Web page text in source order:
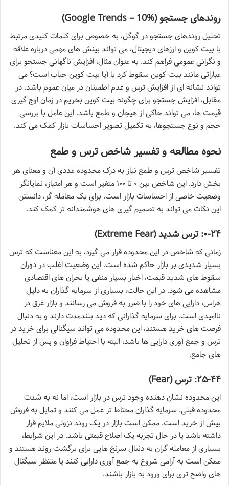
روندهای جستجو (Google Trends – 10%)
تحلیل روندهای جستجو در گوگل، به خصوص برای کلمات کلیدی مرتبط
با بیت کوین و ارزهای دیجیتال، می تواند بینش های مهمی درباره علاقه
و نگرانی عمومی فراهم کند. به عنوان مثال، افزایش ناگهانی جستجو برای
عباراتی مانند بیت کوین سقوط کرد یا آیا بیت کوین حباب است؟ می
تواند نشانه ای از افزایش ترس و عدم اطمینان در میان عموم باشد. در
مقابل، افزایش جستجو برای چگونه بیت کوین بخریم در زمان اوج گیری
قیمت ها، می تواند حاکی از هیجان و طمع باشد. این عامل با بررسی
حجم و نوع جستجوها، به تکمیل تصویر احساسات بازار کمک می کند.
نحوه مطالعه و تفسیر شاخص ترس و طمع
تفسیر شاخص ترس و طمع نیاز به درک محدوده عددی آن و معنای هر
بخش دارد. این شاخص بین ۰ تا ۱۰۰ متغیر است و هر امتیاز، نمایانگر
وضعیت خاصی از احساسات بازار است. برای یک معامله گر، دانستن
این نکات می تواند به تصمیم گیری های هوشمندانه تر کمک کند.
۰-۲۴: ترس شدید (Extreme Fear)
زمانی که شاخص در این محدوده قرار می گیرد، به این معناست که ترس
بسیار شدیدی بر بازار حاکم شده است. این وضعیت اغلب در دوران
سقوط های شدید قیمت، اخبار بسیار منفی یا بحران های اقتصادی
مشاهده می شود. در این حالت، بسیاری از سرمایه گذاران به دلیل
هراس، دارایی های خود را با ضرر به فروش می رسانند و بازار غرق در
ناامیدی است. برای سرمایه گذارانی که دید بلندمدت دارند و به دنبال
فرصت های خرید هستند، این محدوده می تواند سیگنالی برای خرید در
ترس و جمع آوری دارایی ها باشد، البته با احتیاط فراوان و پس از تحلیل
های جامع.
۲۵-۴۴: ترس (Fear)
این محدوده نشان دهنده وجود ترس در بازار است، اما نه به شدت
محدوده قبلی. سرمایه گذاران محتاط تر عمل می کنند و تمایل به فروش
بیش از خرید است. ممکن است بازار در یک روند نزولی ملایم قرار
داشته باشد یا در حال تجربه یک اصلاح قیمتی باشد. در این شرایط،
بسیاری از معامله گران به دنبال سرنخ هایی برای برگشت روند هستند و
ممکن است به آرامی شروع به جمع آوری دارایی کنند یا منتظر سیگنال
های واضح تری برای ورود به بازار باشند.